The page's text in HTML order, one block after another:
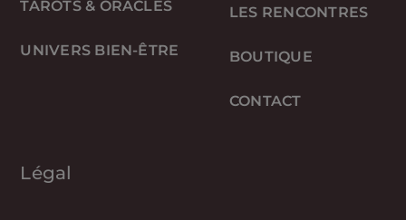
TAROTS & ORACLES
UNIVERS BIEN-ÊTRE
LES RENCONTRES
BOUTIQUE
CONTACT
Légal